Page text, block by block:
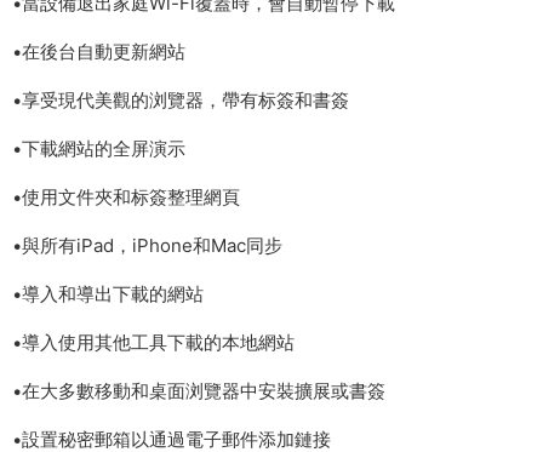
•在後台自動更新網站
•享受現代美觀的浏覽器，帶有标簽和書簽
•下載網站的全屏演示
•使用文件夾和标簽整理網頁
•與所有iPad，iPhone和Mac同步
•導入和導出下載的網站
•導入使用其他工具下載的本地網站
•在大多數移動和桌面浏覽器中安裝擴展或書簽
•設置秘密郵箱以通過電子郵件添加鏈接